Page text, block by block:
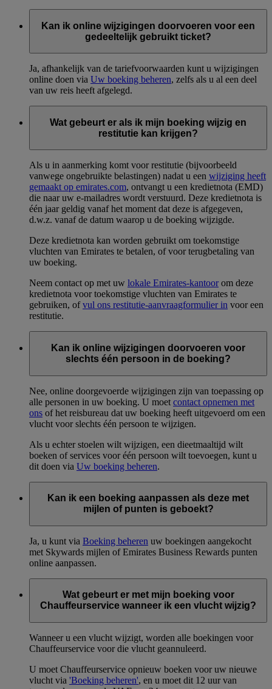
Kan ik online wijzigingen doorvoeren voor een
gedeeltelijk gebruikt ticket?
Ja, afhankelijk van de tariefvoorwaarden kunt u wijzigingen
online doen via Uw boeking beheren, zelfs als u al een deel
van uw reis heeft afgelegd.
Wat gebeurt er als ik mijn boeking wijzig en
restitutie kan krijgen?
Als u in aanmerking komt voor restitutie (bijvoorbeeld
vanwege ongebruikte belastingen) nadat u een wijziging heeft
gemaakt op emirates.com, ontvangt u een kredietnota (EMD)
die naar uw e-mailadres wordt verstuurd. Deze kredietnota is
één jaar geldig vanaf het moment dat deze is afgegeven,
d.w.z. vanaf de datum waarop u de boeking wijzigde.
Deze kredietnota kan worden gebruikt om toekomstige
vluchten van Emirates te betalen, of voor terugbetaling van
uw boeking.
Neem contact op met uw lokale Emirates-kantoorom deze
kredietnota voor toekomstige vluchten van Emirates te
gebruiken, ofvul ons restitutie-aanvraagformulier in voor een
restitutie.
Kan ik online wijzigingen doorvoeren voor
slechts één persoon in de boeking?
Nee, online doorgevoerde wijzigingen zijn van toepassing op
alle personen in uw boeking. U moet contact opnemen met
ons of het reisbureau dat uw boeking heeft uitgevoerd om een
vlucht voor slechts één persoon te wijzigen.
Als u echter stoelen wilt wijzigen, een dieetmaaltijd wilt
boeken of services voor één persoon wilt toevoegen, kunt u
dit doen via Uw boeking beheren.
Kan ik een boeking aanpassen als deze met
mijlen of punten is geboekt?
Ja, u kunt via Boeking beheren uw boekingen aangekocht
met Skywards mijlen of Emirates Business Rewards punten
online aanpassen.
Wat gebeurt er met mijn boeking voor
Chauffeurservice wanneer ik een vlucht wijzig?
Wanneer u een vlucht wijzigt, worden alle boekingen voor
Chauffeurservice voor die vlucht geannuleerd.
U moet Chauffeurservice opnieuw boeken voor uw nieuwe
vlucht via 'Boeking beheren', en u moet dit 12 uur van